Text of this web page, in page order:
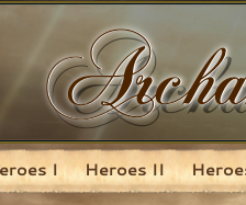
I Heroes II